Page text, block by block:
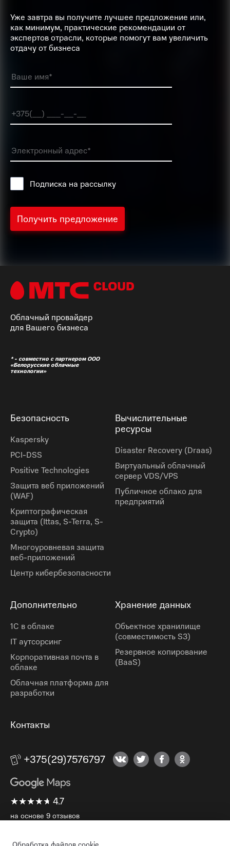
Уже завтра вы получите лучшее предложение или,
как минимум, практические рекомендации от
экспертов отрасли, которые помогут вам увеличить
отдачу от бизнеса
Подписка на рассылку
Облачный провайдер
для Вашего бизнеса
* - совместно с партнером ООО
«Белорусские облачные
технологии»
Безопасность
Kaspersky
PCI-DSS
Positive Technologies
Защита веб приложений
(WAF)
Криптографическая
защита (Ittas, S-Terra, S-
Crypto)
Многоуровневая защита
веб-приложений
Центр кибербезопасности
Вычислительные
ресурсы
Disaster Recovery (Draas)
Виртуальный облачный
сервер VDS/VPS
Публичное облако для
предприятий
Дополнительно
1С в облаке
IT аутсорсинг
Корпоративная почта в
облаке
Облачная платформа для
разработки
Хранение данных
Объектное хранилище
(cовместимость S3)
Резервное копирование
(BaaS)
Контакты
+375(29)7576797
★★★★★
★★★★★ 4.7
на основе 9 отзывов
Обработка файлов cookie